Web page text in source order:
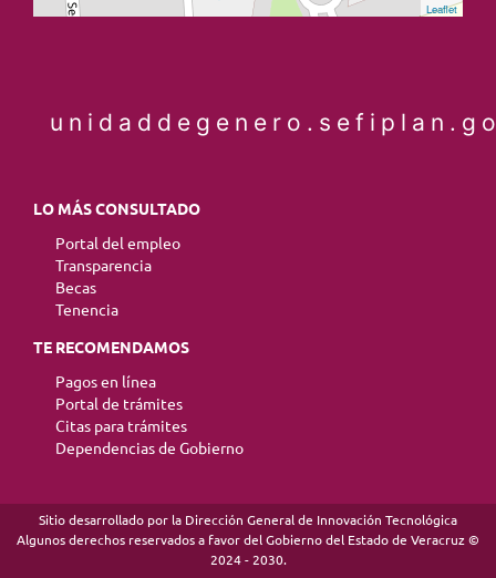
Leaflet
LO MÁS CONSULTADO
Portal del empleo
Transparencia
Becas
Tenencia
TE RECOMENDAMOS
Pagos en línea
Portal de trámites
Citas para trámites
Dependencias de Gobierno
Sitio desarrollado por la Dirección General de Innovación Tecnológica
Algunos derechos reservados a favor del Gobierno del Estado de Veracruz ©
2024 - 2030.